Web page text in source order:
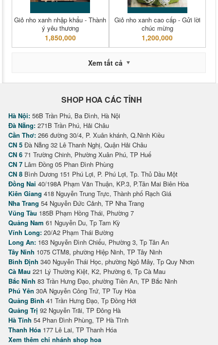
Giỏ nho xanh nhập khẩu - Thành
ý yêu thương
1,850,000
Giỏ nho xanh cao cấp - Gửi lời
chúc mừng
1,200,000
Xem tất cả
SHOP HOA CÁC TỈNH
Hà Nội: 56B Trần Phú, Ba Đình, Hà Nội
Đà Nẵng: 271B Trần Phú, Hải Châu
Cần Thơ: 266 đường 30/4, P. Xuân khánh, Q.Ninh Kiều
CN 5 Đà Nẵng 32 Lê Thanh Nghị, Quận Hải Châu
CN 6 71 Trường Chinh, Phường Xuân Phú, TP Huế
CN 7 Lâm Đồng 05 Phan Đình Phùng
CN 8 Bình Dương 151 Phú Lợi, P. Phú Lợi, Tp. Thủ Dầu Một
Đồng Nai 40/198A Phạm Văn Thuận, KP.3, P.Tân Mai Biên Hòa
Kiên Giang 418 Nguyễn Trung Trực, Thành phố Rạch Giá
Nha Trang 54 Nguyễn Đức Cảnh, TP Nha Trang
Vũng Tàu 185B Phạm Hồng Thái, Phường 7
Quảng Nam 61 Nguyễn Du, Tp Tam Kỳ
Vĩnh Long: 20/A2 Phạm Thái Bường
Long An: 163 Nguyễn Đình Chiểu, Phường 3, Tp Tân An
Tây Ninh 1075 CTM8, phường Hiệp Ninh, TP Tây Ninh
Bình Định 340 Nguyễn Thái Học, phường Ngô Mây, Tp Quy Nhơn
Cà Mau 221 Lý Thường Kiệt, K2, Phường 6, Tp Cà Mau
Bắc Ninh 83 Trần Hưng Đạo, phường Tiền An, TP Bắc Ninh
Phú Yên 30A Nguyễn Công Trứ, TP Tuy Hòa
Quảng Bình 41 Trần Hưng Đạo, Tp Đồng Hới
Quảng Trị 92 Nguyễn Trãi, TP Đông Hà
Hà Tĩnh 54 Phan Đình Phùng, TP Hà Tĩnh
Thanh Hóa 177 Lê Lai, TP Thanh Hóa
Xem thêm chi nhánh shop hoa